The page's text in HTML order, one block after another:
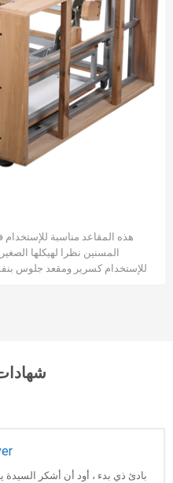
هذه المقاعد مناسبة للإستخدام
المسنين نظرا لهيكلها
للإستخدام كسرير ومقعد جلوس
بادئ ذي بدء ، أود أن أشكر السيدة